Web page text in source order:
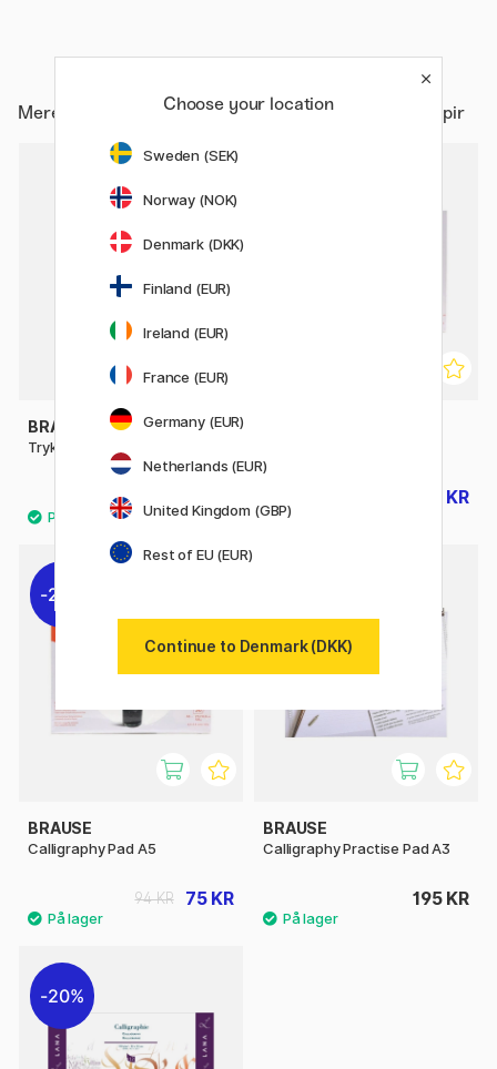
Mere fra Hobby & Kreativitet / Kalligrafi / Kalligrafipapir
BRAUSE
Trykt pergament 5-pak A4
92 KR
20%
BRAUSE
Calligraphy Pad A5
75 KR
94 KR
BRAUSE
Calligraphy Practise Pad A3
195 KR
20%
Choose your location
Sweden (SEK)
Norway (NOK)
Denmark (DKK)
Finland (EUR)
Ireland (EUR)
France (EUR)
Germany (EUR)
Netherlands (EUR)
United Kingdom (GBP)
Rest of EU (EUR)
Continue to Denmark (DKK)